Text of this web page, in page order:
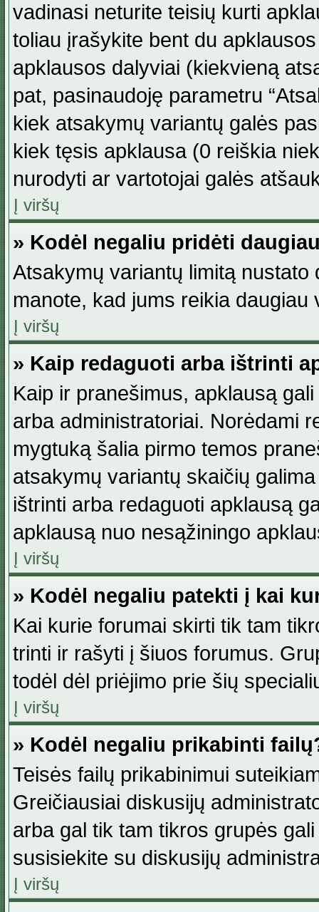
vadinasi neturite teisių kurti
toliau įrašykite bent du
apklausos dalyviai (kiekvieną
pat, pasinaudoję parametru
kiek atsakymų variantų galės
kiek tęsis apklausa (0 reiškia
nurodyti ar vartotojai galės
Į viršų
» Kodėl negaliu pridėti
Atsakymų variantų limitą
manote, kad jums reikia daugiau
Į viršų
» Kaip redaguoti arba ištrinti
Kaip ir pranešimus, apklausą
arba administratoriai. Norėdami
mygtuką šalia pirmo temos
atsakymų variantų skaičių
ištrinti arba redaguoti apklausą
apklausą nuo nesąžiningo
Į viršų
» Kodėl negaliu patekti į kai
Kai kurie forumai skirti tik tam
trinti ir rašyti į šiuos forumus.
todėl dėl priėjimo prie šių
Į viršų
» Kodėl negaliu prikabinti
Teisės failų prikabinimui
Greičiausiai diskusijų
arba gal tik tam tikros grupės
susisiekite su diskusijų
Į viršų